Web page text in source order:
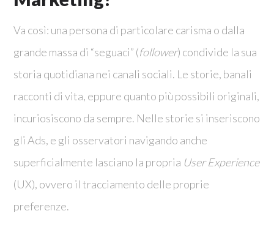
Va così: una persona di particolare carisma o dalla
grande massa di “seguaci” (follower) condivide la sua
storia quotidiana nei canali sociali. Le storie, banali
racconti di vita, eppure quanto più possibili originali,
incuriosiscono da sempre. Nelle storie si inseriscono
gli Ads, e gli osservatori navigando anche
superficialmente lasciano la propria User Experience
(UX), ovvero il tracciamento delle proprie
preferenze.